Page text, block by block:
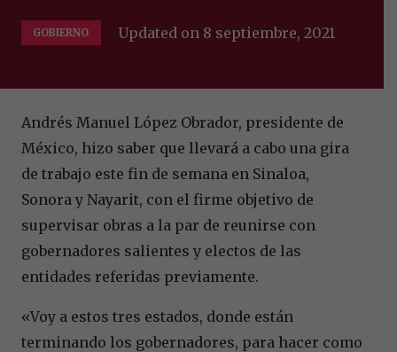
GOBIERNO Updated on 8 septiembre, 2021
Andrés Manuel López Obrador, presidente de
México, hizo saber que llevará a cabo una gira
de trabajo este fin de semana en Sinaloa,
Sonora y Nayarit, con el firme objetivo de
supervisar obras a la par de reunirse con
gobernadores salientes y electos de las
entidades referidas previamente.
«Voy a estos tres estados, donde están
terminando los gobernadores, para hacer como